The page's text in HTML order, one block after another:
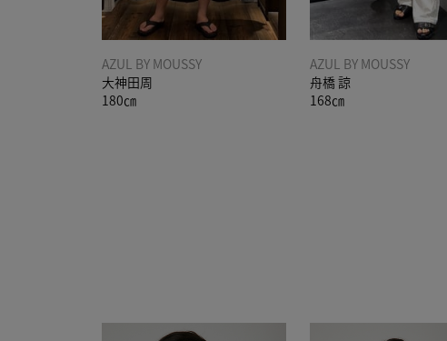
AZUL BY MOUSSY
大神田周
180㎝
AZUL BY MOUSSY
舟橋 諒
168㎝